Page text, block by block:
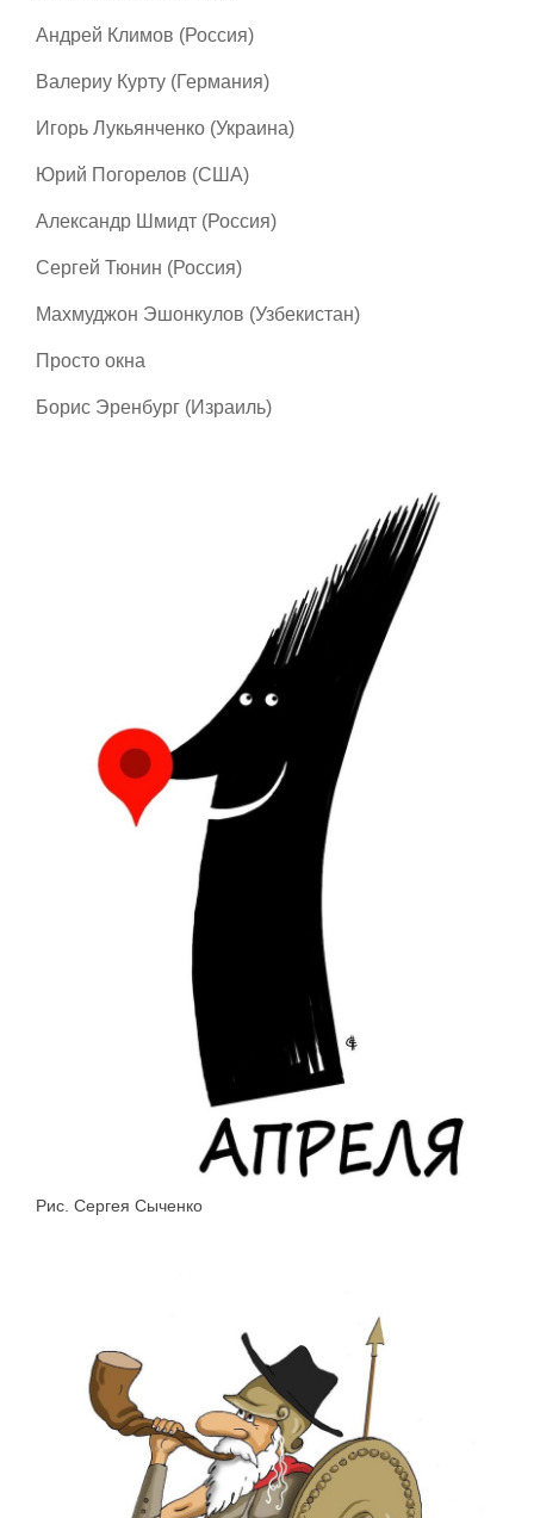
Андрей Климов (Россия)
Валериу Курту (Германия)
Игорь Лукьянченко (Украина)
Юрий Погорелов (США)
Александр Шмидт (Россия)
Сергей Тюнин (Россия)
Махмуджон Эшонкулов (Узбекистан)
Просто окна
Борис Эренбург (Израиль)
Рис. Сергея Сыченко